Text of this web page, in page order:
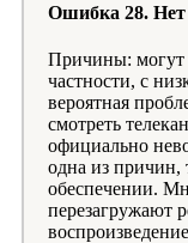
Ошибка 28. Нет
Причины: могут
частности, с
вероятная
смотреть
официально
одна из причин,
обеспечении.
перезагружают